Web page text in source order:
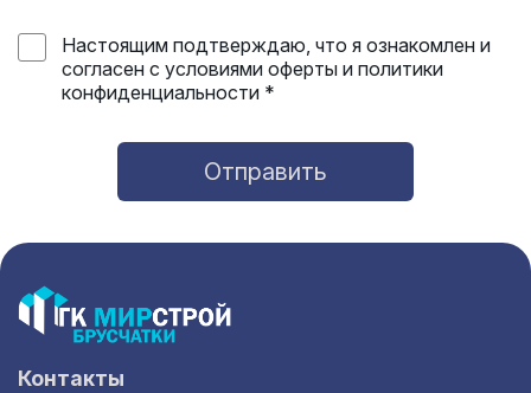
Настоящим подтверждаю, что я ознакомлен и
согласен с условиями оферты и политики
конфиденциальности *
Отправить
Контакты